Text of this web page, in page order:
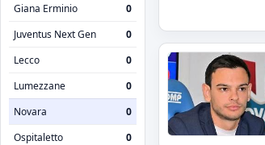
Giana Erminio
0
Juventus Next Gen
0
Lecco
0
Lumezzane
0
Novara
0
Ospitaletto
0